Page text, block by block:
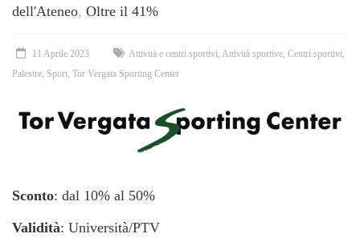
dell'Ateneo, Oltre il 41%
11 Aprile 2023 Attività e centri sportivi Attività sportive Centri sportivi
Palestre Sport Tor Vergata Sporting Center
Sconto: dal 10% al 50%
Validità: Università/PTV